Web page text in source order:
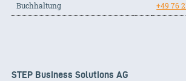
Buchhaltung
+49 76
STEP Business Solutions AG